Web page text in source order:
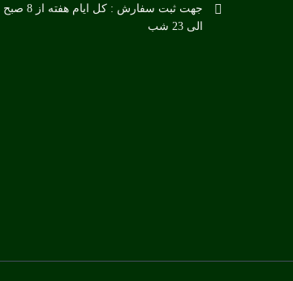
جهت ثبت سفارش : کل ایام هفته از 8 صبح
الی 23 شب